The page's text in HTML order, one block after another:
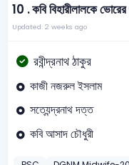
10 .কবি বিহারীলালকে
Updated: 2 weeks ago
রবীন্দ্রনাথ ঠাকুর
কাজী নজরুল ইসলাম
সত্যেন্দ্রনাথ দত্ত
কবি আসাদ চৌধুরী